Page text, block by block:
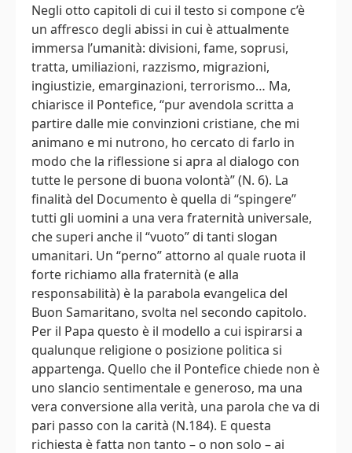
Negli otto capitoli di cui il testo si compone c’è
un affresco degli abissi in cui è attualmente
immersa l’umanità: divisioni, fame, soprusi,
tratta, umiliazioni, razzismo, migrazioni,
ingiustizie, emarginazioni, terrorismo… Ma,
chiarisce il Pontefice, “pur avendola scritta a
partire dalle mie convinzioni cristiane, che mi
animano e mi nutrono, ho cercato di farlo in
modo che la riflessione si apra al dialogo con
tutte le persone di buona volontà” (N. 6). La
finalità del Documento è quella di “spingere”
tutti gli uomini a una vera fraternità universale,
che superi anche il “vuoto” di tanti slogan
umanitari. Un “perno” attorno al quale ruota il
forte richiamo alla fraternità (e alla
responsabilità) è la parabola evangelica del
Buon Samaritano, svolta nel secondo capitolo.
Per il Papa questo è il modello a cui ispirarsi a
qualunque religione o posizione politica si
appartenga. Quello che il Pontefice chiede non è
uno slancio sentimentale e generoso, ma una
vera conversione alla verità, una parola che va di
pari passo con la carità (N.184). E questa
richiesta è fatta non tanto – o non solo – ai